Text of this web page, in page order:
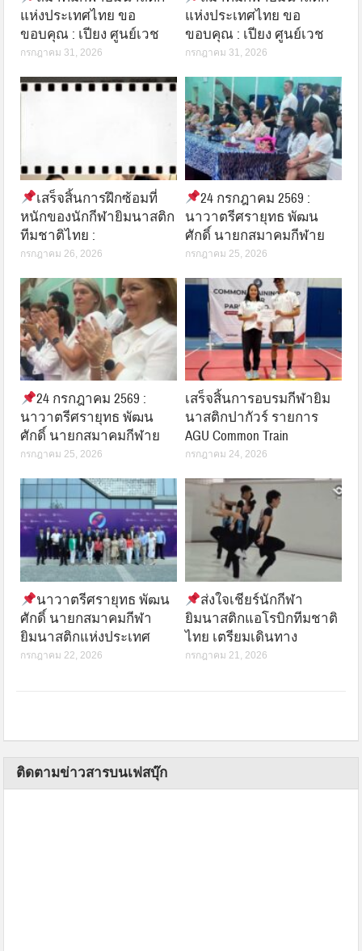
แห่งประเทศไทย ขอ
ขอบคุณ : เปียง ศูนย์เวช
กรกฎาคม 31, 2026
แห่งประเทศไทย ขอ
ขอบคุณ : เปียง ศูนย์เวช
กรกฎาคม 31, 2026
เสร็จสิ้นการฝึกซ้อมที่
หนักของนักกีฬายิมนาสติก
ทีมชาติไทย :
กรกฎาคม 26, 2026
24 กรกฎาคม 2569 :
นาวาตรีศรายุทธ พัฒน
ศักดิ์ นายกสมาคมกีฬาย
กรกฎาคม 25, 2026
24 กรกฎาคม 2569 :
นาวาตรีศรายุทธ พัฒน
ศักดิ์ นายกสมาคมกีฬาย
กรกฎาคม 25, 2026
เสร็จสิ้นการอบรมกีฬายิม
นาสติกปากัวร์ รายการ
AGU Common Train
กรกฎาคม 24, 2026
นาวาตรีศรายุทธ พัฒน
ศักดิ์ นายกสมาคมกีฬา
ยิมนาสติกแห่งประเทศ
กรกฎาคม 22, 2026
ส่งใจเชียร์นักกีฬา
ยิมนาสติกแอโรบิกทีมชาติ
ไทย เตรียมเดินทาง
กรกฎาคม 21, 2026
ติดตามข่าวสารบนเฟสบุ๊ก